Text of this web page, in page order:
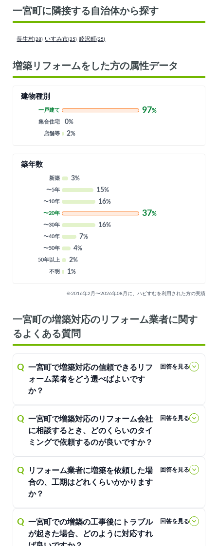
一宮町に隣接する自治体から探す
長生村(28) いすみ市(25) 睦沢町(25)
増築リフォームをした方の属性データ
建物種別
一戸建て 97%
集合住宅 0%
店舗等 2%
築年数
新築 3%
〜5年 15%
〜10年 16%
〜20年 37%
〜30年 16%
〜40年 7%
〜50年 4%
50年以上 2%
不明 1%
※2016年2月〜2026年08月に、ハピすむを利用された方の実績
一宮町の増築対応のリフォーム業者に関す
るよくある質問
Q 一宮町で増築対応の信頼できるリフ
ォーム業者をどう選べばよいです
か？
回答を見る
Q 一宮町で増築対応のリフォーム会社
に相談するとき、どのくらいのタイ
ミングで依頼するのが良いですか？
回答を見る
Q
リフォーム業者に増築を依頼した場
合の、工期はどれくらいかかります
か？
回答を見る
Q 一宮町での増築の工事後にトラブル
が起きた場合、どのように対応すれ
回答を見る